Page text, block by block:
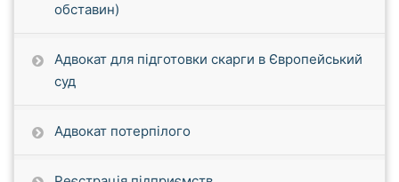
обставин)
Адвокат для підготовки скарги в Європейський
суд
Адвокат потерпілого